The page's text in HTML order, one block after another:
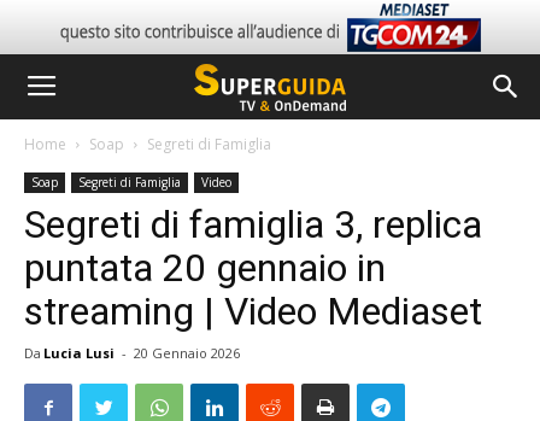
Home Soap Segreti di Famiglia
Soap Segreti di Famiglia Video
Segreti di famiglia 3, replica
puntata 20 gennaio in
streaming | Video Mediaset
Da Lucia Lusi - 20 Gennaio 2026